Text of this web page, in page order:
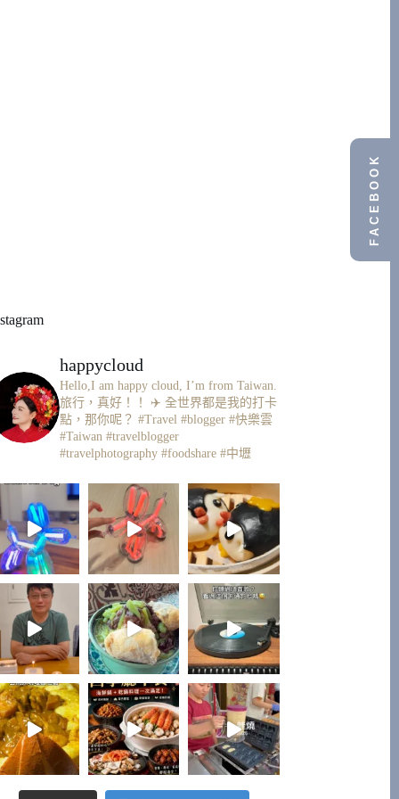
happycloud
Hello,I am happy cloud, I’m from Taiwan.
旅行，真好！！ ✈️ 全世界都是我的打卡
點，那你呢？ #Travel #blogger #快樂雲
#Taiwan #travelblogger
#travelphotography #foodshare #中壢
FACEBOOK